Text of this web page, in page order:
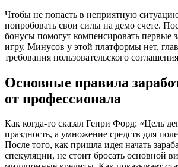
Чтобы не попасть в неприятную
попробовать свои силы на демо счете.
бонусы помогут компенсировать первые
игру. Минусов у этой платформы нет,
требования пользовательского
Основные правила
от профессионала
Как когда-то сказал Генри Форд: «Цель
праздность, а умножение средств для
После того, как пришла идея начать
спекуляции, не стоит бросать основной